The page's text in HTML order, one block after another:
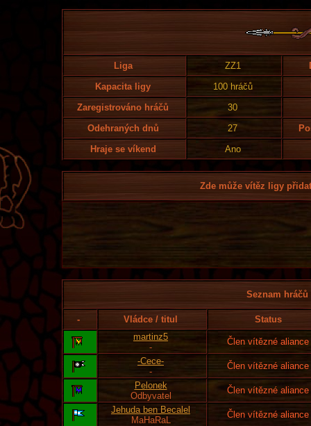
Liga ZZ1
Kapacita ligy
100 hráčů
Zaregistrováno hráčů
30
Odehraných dnů
27
Hraje se víkend
Ano
Zde může vítěz ligy
Seznam
- Vládce / titul
Status
martinz5
-
Člen vítězné aliance
-Cece-
-
Člen vítězné aliance
Pelonek
Odbyvatel
Člen vítězné aliance
Jehuda ben Becalel
MaHaRaL
Člen vítězné aliance